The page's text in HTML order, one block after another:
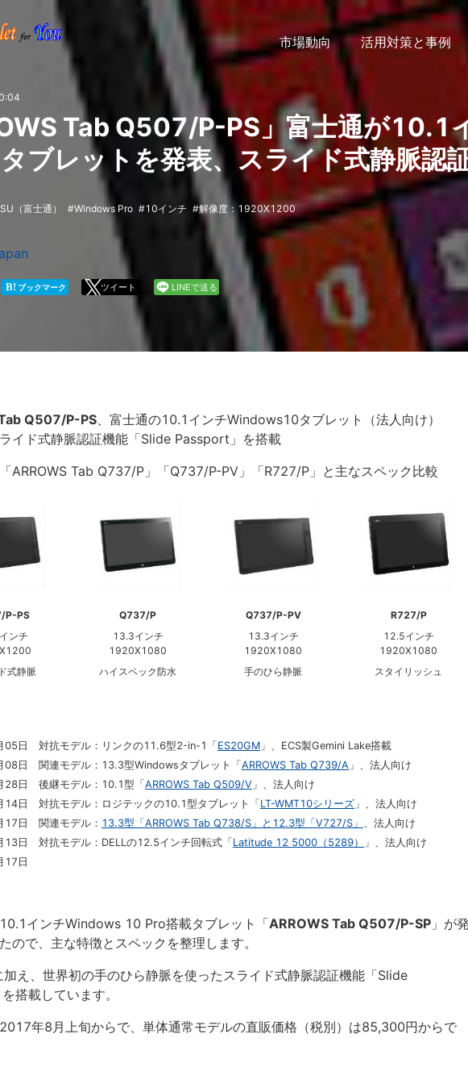
市場動向 活用対策と事例
Tab Q507/P-PS」富士通が10.1
ブレットを発表、スライド式静脈認
（富士通） Windows Pro 10インチ 解像度：1920X1200
B! ブックマーク ツイート LINEで送る
Q507/P-PS、富士通の10.1インチWindows10タブレット（法人向け）
イド式静脈認証機能「Slide Passport」を搭載
ARROWS Tab Q737/P」「Q737/P-PV」「R727/P」と主なスペック比較
P-PS
ンチ
式静脈
Q737/P
13.3インチ
1920X1080
ハイスペック防水
Q737/P-PV
13.3インチ
1920X1080
手のひら静脈
R727/P
12.5インチ
1920X1080
スタイリッシュ
日 対抗モデル：リンクの11.6型2-in-1「 ES20GM 」、ECS製Gemini Lake搭載
日 関連モデル：13.3型Windowsタブレット「 ARROWS Tab Q739/A 」、法人向け
日 後継モデル：10.1型「 ARROWS Tab Q509/V 」、法人向け
日 対抗モデル：ロジテックの10.1型タブレット「 LT-WMT10シリーズ 」、法人向け
日 関連モデル： 13.3型「ARROWS Tab Q738/S」と12.3型「V727/S」 、法人向け
日 対抗モデル：DELLの12.5インチ回転式「 Latitude 12 5000（5289）
」、法人向け
日
インチWindows 10 Pro搭載タブレット「ARROWS Tab Q507/P-SP 」が発
ので、主な特徴とスペックを整理します。
え、世界初の手のひら静脈を使ったスライド式静脈認証機能「Slide
搭載しています。
年8月上旬からで、単体通常モデルの直販価格（税別）は85,300円からで